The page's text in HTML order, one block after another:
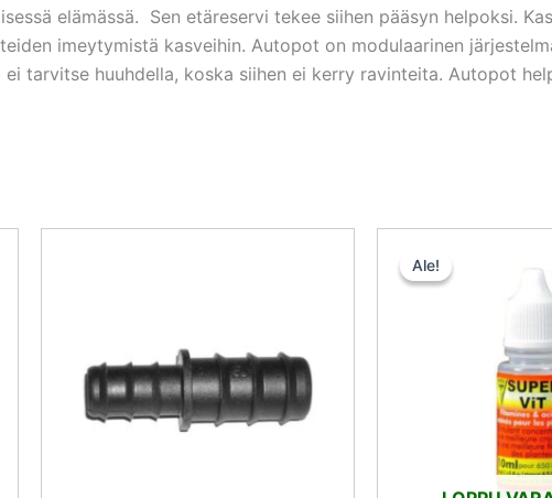
elämässä. Sen etäreservi tekee siihen pääsyn helpoksi.
imeytymistä kasveihin. Autopot on modulaarinen
tarvitse huuhdella, koska siihen ei kerry ravinteita. Autopot
Ale!
Ale!
oli: